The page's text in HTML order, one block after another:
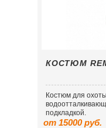
КОСТЮМ
Костюм для
подкладкой.
от 15000 руб.